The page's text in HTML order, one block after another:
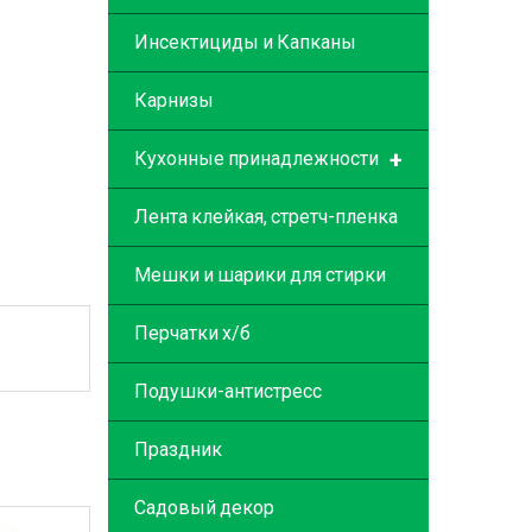
Инсектициды и Капканы
Карнизы
+
Кухонные принадлежности
Лента клейкая, стретч-пленка
Мешки и шарики для стирки
Перчатки х/б
Подушки-антистресс
Праздник
Садовый декор